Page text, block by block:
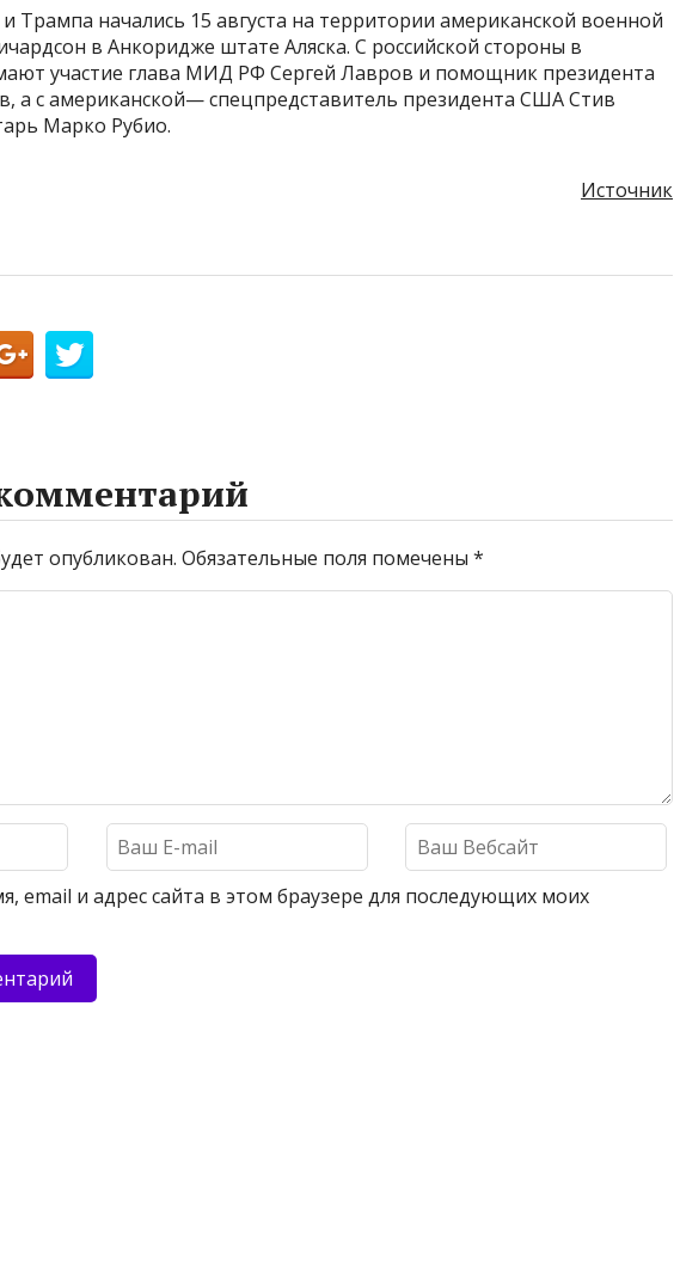
Трампа начались 15 августа на территории американской военной
в Анкоридже штате Аляска. С российской стороны в
участие глава МИД РФ Сергей Лавров и помощник президента
а с американской— спецпредставитель президента США Стив
Марко Рубио.
Источник
опубликован. Обязательные поля помечены *
email и адрес сайта в этом браузере для последующих моих